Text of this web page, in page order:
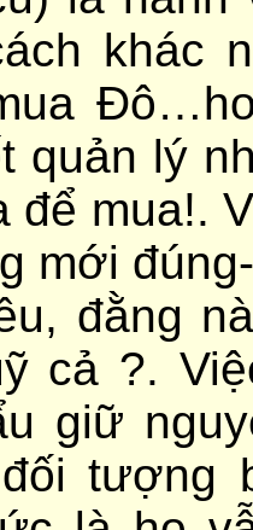
khác
quản lý
để mua!.
mới
đằng
cả ?.
giữ
tượng